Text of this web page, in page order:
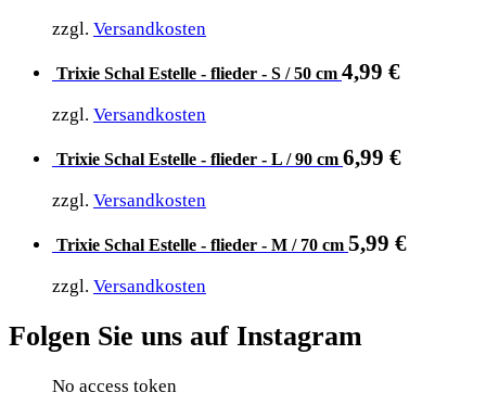
zzgl. Versandkosten
Trixie Schal Estelle - flieder - S / 50 cm 4,99 €
zzgl. Versandkosten
Trixie Schal Estelle - flieder - L / 90 cm 6,99 €
zzgl. Versandkosten
Trixie Schal Estelle - flieder - M / 70 cm 5,99 €
zzgl. Versandkosten
Folgen Sie uns auf Instagram
No access token